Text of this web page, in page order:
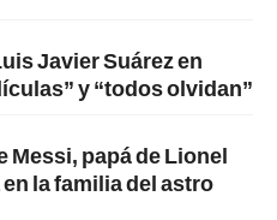
Javier Suárez en
y “todos olvidan”
Messi, papá de Lionel
la familia del astro